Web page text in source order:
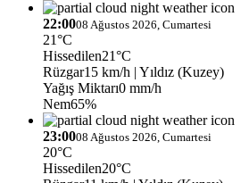
22:0008 Ağustos 2026, Cumartesi
21°C
Hissedilen21°C
Rüzgar15 km/h | Yıldız (Kuzey)
Yağış Miktarı0 mm/h
Nem65%
23:0008 Ağustos 2026, Cumartesi
20°C
Hissedilen20°C